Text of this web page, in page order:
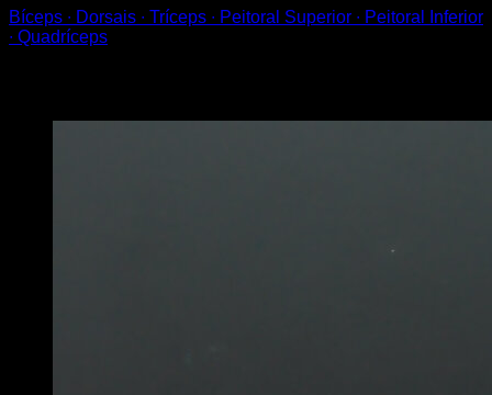
Bíceps ∙ Dorsais ∙ Tríceps ∙ Peitoral Superior ∙ Peitoral Inferior
∙ Quadríceps